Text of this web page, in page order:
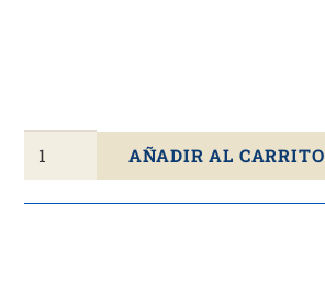
Champagne
Francés
BILLECART-
AÑADIR AL CARRITO